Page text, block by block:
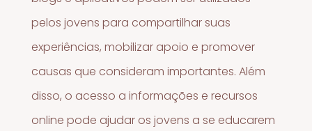
pelos jovens para compartilhar suas
experiências, mobilizar apoio e promover
causas que consideram importantes. Além
disso, o acesso a informações e recursos
online pode ajudar os jovens a se educarem